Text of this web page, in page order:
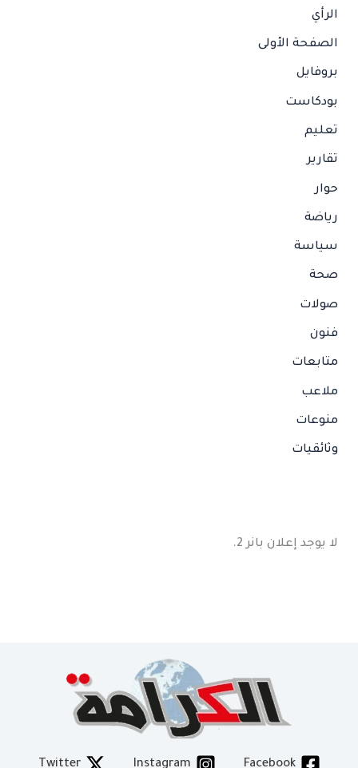
الرأي
الصفحة الأولى
بروفايل
بودكاست
تعليم
تقارير
حوار
رياضة
سياسة
صحة
صولات
فنون
متابعات
ملاعب
منوعات
وثائقيات
لا يوجد إعلان بانر 2.
Facebook
Instagram
Twitter